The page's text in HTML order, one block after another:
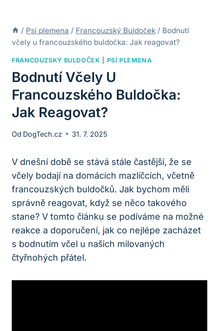
/ Psí plemena / Francouzský Buldoček / Bodnutí
včely u francouzského buldočka: Jak reagovat?
FRANCOUZSKÝ BULDOČEK PSÍ PLEMENA
Bodnutí Včely U
Francouzského Buldočka:
Jak Reagovat?
Od DogTech.cz 31. 7. 2025
V dnešní době se stává stále častější, že se
včely bodají na domácích mazlíčcích, včetně
francouzských buldočků. Jak bychom měli
správně reagovat, když se něco takového
stane? V tomto článku se podíváme na možné
reakce a doporučení, jak co nejlépe zacházet
s bodnutím včel u našich milovaných
čtyřnohých přátel.